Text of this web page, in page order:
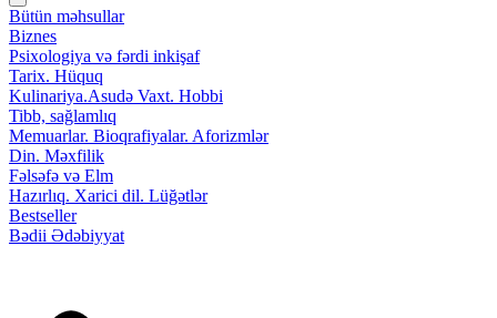
Bütün məhsullar
Biznes
Psixologiya və fərdi inkişaf
Tarix. Hüquq
Kulinariya.Asudə Vaxt. Hobbi
Tibb, sağlamlıq
Memuarlar. Bioqrafiyalar. Aforizmlər
Din. Məxfilik
Fəlsəfə və Elm
Hazırlıq. Xarici dil. Lüğətlər
Bestseller
Bədii Ədəbiyyat